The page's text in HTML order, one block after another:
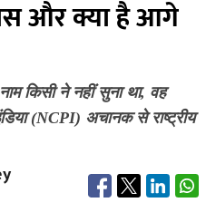
और क्या है आगे
किसी ने नहीं सुना था, वह
(NCPI) अचानक से राष्ट्रीय